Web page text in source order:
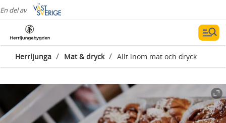
En del av
Herrljunga / Mat & dryck / Allt inom mat och dryck